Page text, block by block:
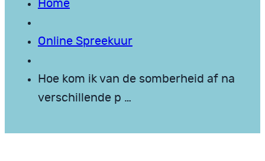
Home
Online Spreekuur
Hoe kom ik van de somberheid af na
verschillende p …